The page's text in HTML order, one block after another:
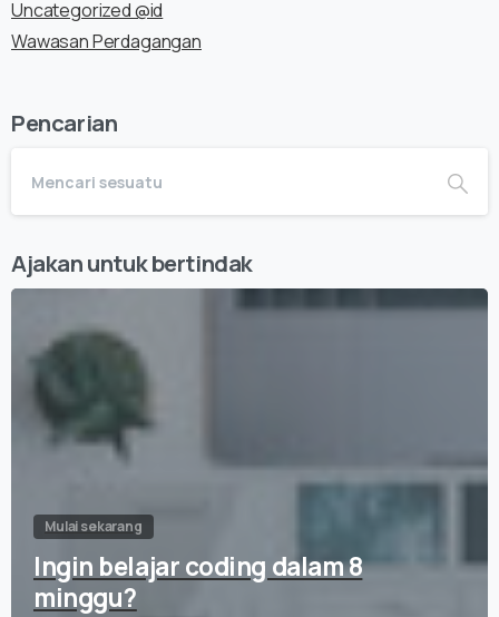
Uncategorized @id
Wawasan Perdagangan
Pencarian
Ajakan untuk bertindak
Mulai sekarang
Ingin belajar coding dalam 8
minggu?